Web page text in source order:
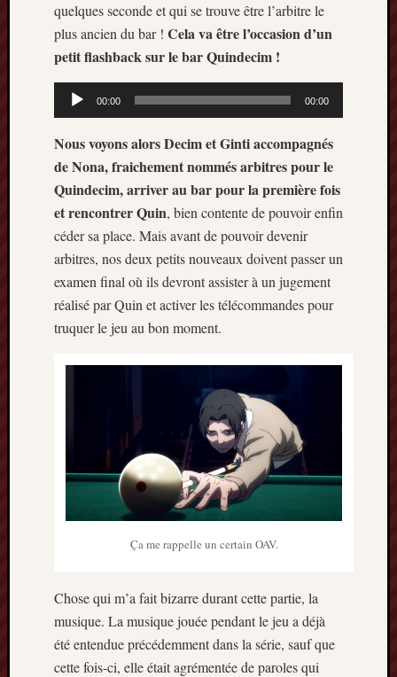
quelques seconde et qui se trouve être l’arbitre le
plus ancien du bar ! Cela va être l’occasion d’un
petit flashback sur le bar Quindecim !
Lecteur
audio
00:00 00:00
Nous voyons alors Decim et Ginti accompagnés
de Nona, fraichement nommés arbitres pour le
Quindecim, arriver au bar pour la première fois
et rencontrer Quin, bien contente de pouvoir enfin
céder sa place. Mais avant de pouvoir devenir
arbitres, nos deux petits nouveaux doivent passer un
examen final où ils devront assister à un jugement
réalisé par Quin et activer les télécommandes pour
truquer le jeu au bon moment.
Ça me rappelle un certain OAV.
Chose qui m’a fait bizarre durant cette partie, la
musique. La musique jouée pendant le jeu a déjà
été entendue précédemment dans la série, sauf que
cette fois-ci, elle était agrémentée de paroles qui